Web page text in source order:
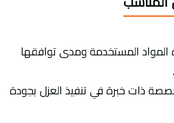
المواد المستخدمة ومدى توافقها
ذات خبرة في تنفيذ العزل بجودة